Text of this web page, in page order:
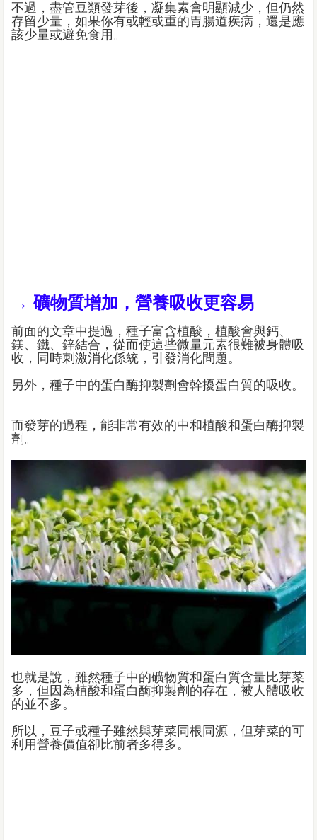
不過，盡管豆類發芽後，凝集素會明顯減少，但仍然
存留少量，如果你有或輕或重的胃腸道疾病，還是應
該少量或避免食用。
→ 礦物質增加，營養吸收更容易
前面的文章中提過，種子富含植酸，植酸會與鈣、
鎂、鐵、鋅結合，從而使這些微量元素很難被身體吸
收，同時刺激消化係統，引發消化問題。
另外，種子中的蛋白酶抑製劑會幹擾蛋白質的吸收。
而發芽的過程，能非常有效的中和植酸和蛋白酶抑製
劑。
也就是說，雖然種子中的礦物質和蛋白質含量比芽菜
多，但因為植酸和蛋白酶抑製劑的存在，被人體吸收
的並不多。
所以，豆子或種子雖然與芽菜同根同源，但芽菜的可
利用營養價值卻比前者多得多。